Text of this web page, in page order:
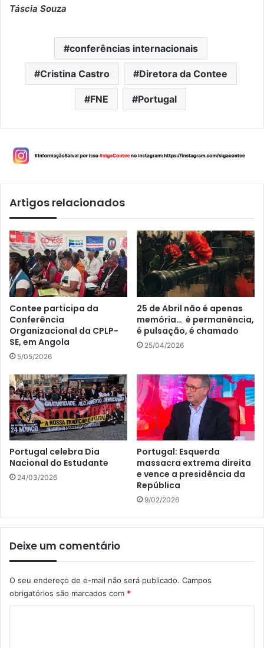
Táscia Souza
conferências internacionais
Cristina Castro Diretora da Contee
FNE Portugal
Artigos relacionados
Contee participa da
Conferência
Organizacional da CPLP-
SE, em Angola
5/05/2026
25 de Abril não é apenas
memória… é permanência,
é pulsação, é chamado
25/04/2026
Portugal celebra Dia
Nacional do Estudante
24/03/2026
Portugal: Esquerda
massacra extrema direita
e vence a presidência da
República
9/02/2026
Deixe um comentário
O seu endereço de e-mail não será publicado. Campos
obrigatórios são marcados com *